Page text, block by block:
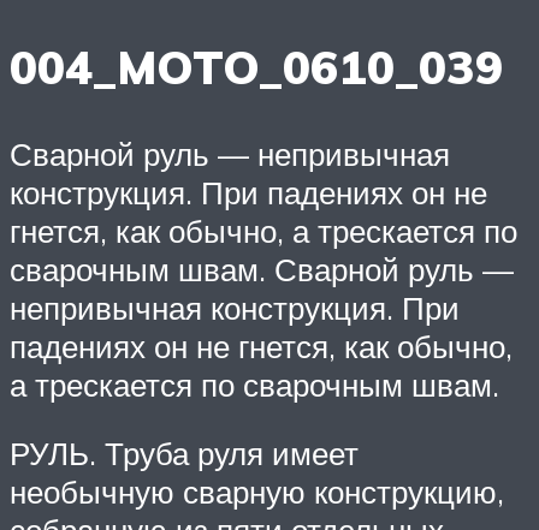
004_MOTO_0610_039
Сварной руль — непривычная
конструкция. При падениях он не
гнется, как обычно, а трескается по
сварочным швам. Сварной руль —
непривычная конструкция. При
падениях он не гнется, как обычно,
а трескается по сварочным швам.
РУЛЬ. Труба руля имеет
необычную сварную конструкцию,